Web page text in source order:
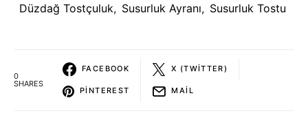
Düzdağ Tostçuluk, Susurluk Ayranı, Susurluk Tostu
0
SHARES
FACEBOOK X (TWITTER)
PINTEREST MAIL